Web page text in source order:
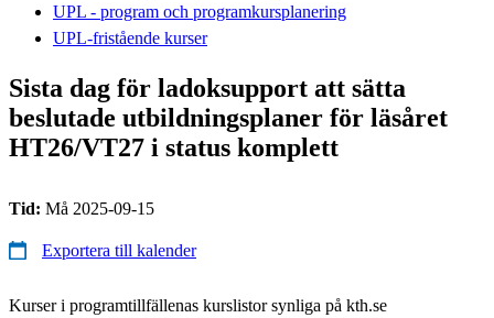
UPL - program och programkursplanering
UPL-fristående kurser
Sista dag för ladoksupport att sätta
beslutade utbildningsplaner för läsåret
HT26/VT27 i status komplett
Tid: Må 2025-09-15
Exportera till kalender
Kurser i programtillfällenas kurslistor synliga på kth.se